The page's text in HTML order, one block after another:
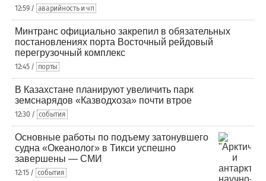
12:59 / аварийность и чп
Минтранс официально закрепил в обязательных
постановлениях порта Восточный рейдовый
перегрузочный комплекс
12:45 / порты
В Казахстане планируют увеличить парк
земснарядов «Казводхоза» почти втрое
12:30 / события
Основные работы по подъему затонувшего
судна «Океанолог» в Тикси успешно
завершены — СМИ
12:15 / события